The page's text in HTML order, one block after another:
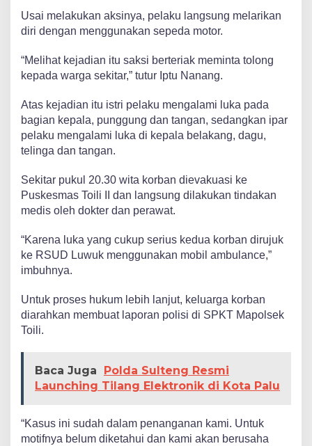
Usai melakukan aksinya, pelaku langsung melarikan
diri dengan menggunakan sepeda motor.
“Melihat kejadian itu saksi berteriak meminta tolong
kepada warga sekitar,” tutur Iptu Nanang.
Atas kejadian itu istri pelaku mengalami luka pada
bagian kepala, punggung dan tangan, sedangkan ipar
pelaku mengalami luka di kepala belakang, dagu,
telinga dan tangan.
Sekitar pukul 20.30 wita korban dievakuasi ke
Puskesmas Toili II dan langsung dilakukan tindakan
medis oleh dokter dan perawat.
“Karena luka yang cukup serius kedua korban dirujuk
ke RSUD Luwuk menggunakan mobil ambulance,”
imbuhnya.
Untuk proses hukum lebih lanjut, keluarga korban
diarahkan membuat laporan polisi di SPKT Mapolsek
Toili.
Baca Juga
Polda Sulteng Resmi
Launching Tilang Elektronik di Kota Palu
“Kasus ini sudah dalam penanganan kami. Untuk
motifnya belum diketahui dan kami akan berusaha